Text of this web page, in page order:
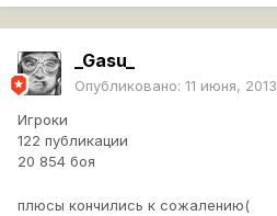
_Gasu_
Опубликовано: 11 июня, 2013
Игроки
122 публикации
20 854 боя
плюсы кончились к сожалению(